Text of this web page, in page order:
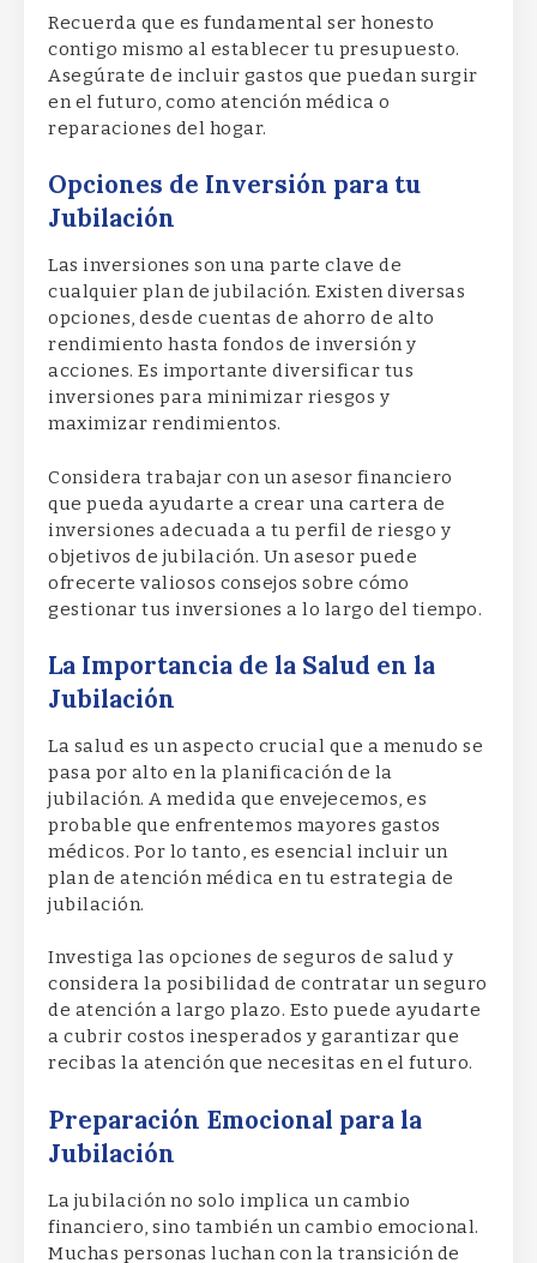
Recuerda que es fundamental ser honesto
contigo mismo al establecer tu presupuesto.
Asegúrate de incluir gastos que puedan surgir
en el futuro, como atención médica o
reparaciones del hogar.
Opciones de Inversión para tu
Jubilación
Las inversiones son una parte clave de
cualquier plan de jubilación. Existen diversas
opciones, desde cuentas de ahorro de alto
rendimiento hasta fondos de inversión y
acciones. Es importante diversificar tus
inversiones para minimizar riesgos y
maximizar rendimientos.
Considera trabajar con un asesor financiero
que pueda ayudarte a crear una cartera de
inversiones adecuada a tu perfil de riesgo y
objetivos de jubilación. Un asesor puede
ofrecerte valiosos consejos sobre cómo
gestionar tus inversiones a lo largo del tiempo.
La Importancia de la Salud en la
Jubilación
La salud es un aspecto crucial que a menudo se
pasa por alto en la planificación de la
jubilación. A medida que envejecemos, es
probable que enfrentemos mayores gastos
médicos. Por lo tanto, es esencial incluir un
plan de atención médica en tu estrategia de
jubilación.
Investiga las opciones de seguros de salud y
considera la posibilidad de contratar un seguro
de atención a largo plazo. Esto puede ayudarte
a cubrir costos inesperados y garantizar que
recibas la atención que necesitas en el futuro.
Preparación Emocional para la
Jubilación
La jubilación no solo implica un cambio
financiero, sino también un cambio emocional.
Muchas personas luchan con la transición de